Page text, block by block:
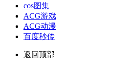
cos图集
ACG游戏
ACG动漫
百度秒传
返回顶部